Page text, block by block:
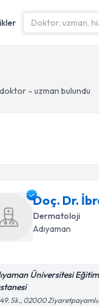
- uzman bulundu
Doç. Dr.
Dermatoloji
Adıyaman
Üniversitesi
Sk., 02000